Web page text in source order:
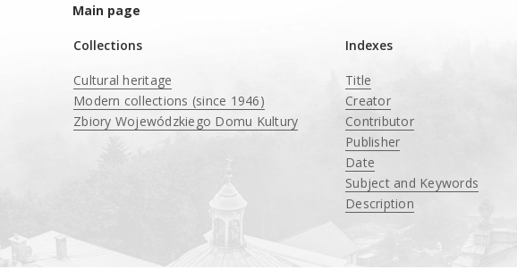
Main page
Collections
Cultural heritage
Modern collections (since 1946)
Zbiory Wojewódzkiego Domu Kultury
Indexes
Title
Creator
Contributor
Publisher
Date
Subject and Keywords
Description